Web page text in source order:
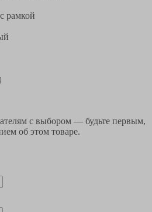
рамкой
с выбором — будьте первым,
об этом товаре.